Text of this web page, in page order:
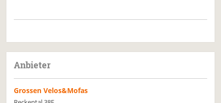
Anbieter
Grossen Velos&Mofas